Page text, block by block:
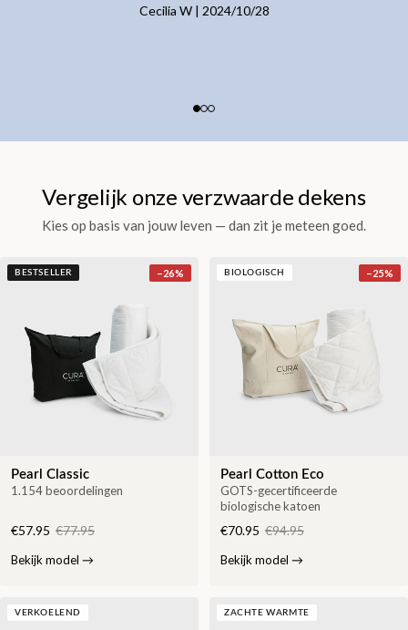
Cecilia W| 2024/10/28
Vergelijk onze verzwaarde dekens
Kies op basis van jouw leven — dan zit je meteen goed.
BESTSELLER −26%
Pearl Classic
1.154 beoordelingen
€57.95 €77.95
Bekijk model →
BIOLOGISCH −25%
Pearl Cotton Eco
GOTS-gecertificeerde
biologische katoen
€70.95 €94.95
Bekijk model →
VERKOELEND ZACHTE WARMTE